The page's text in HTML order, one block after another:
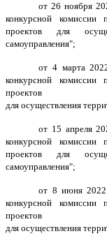
от 26 ноября
конкурсной комиссии
проектов для
самоуправления";
от 4 марта
конкурсной комиссии
проектов
для осуществления
от 15 апреля
конкурсной комиссии
проектов для
самоуправления";
от 8 июня
конкурсной комиссии
проектов
для осуществления